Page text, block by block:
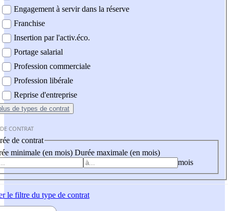
Engagement à servir dans la réserve
Franchise
Insertion par l'activ.éco.
Portage salarial
Profession commerciale
Profession libérale
Reprise d'entreprise
de types de contrat
CONTRAT
de contrat
minimale (en mois) Durée maximale (en mois)
mois
le filtre du type de contrat